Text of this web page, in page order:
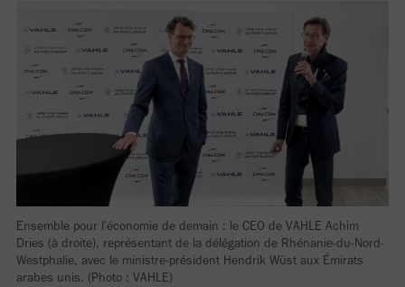
Ensemble pour l'économie de demain : le CEO de VAHLE Achim
Dries (à droite), représentant de la délégation de Rhénanie-du-Nord-
Westphalie, avec le ministre-président Hendrik Wüst aux Émirats
arabes unis. (Photo : VAHLE)